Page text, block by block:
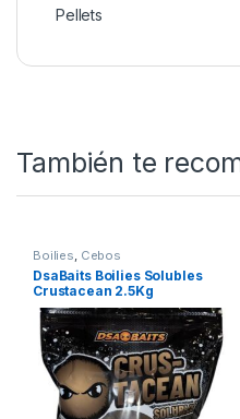
Pellets
También te
Boilies, Cebos
DsaBaits Boilies Solubles
Crustacean 2.5Kg